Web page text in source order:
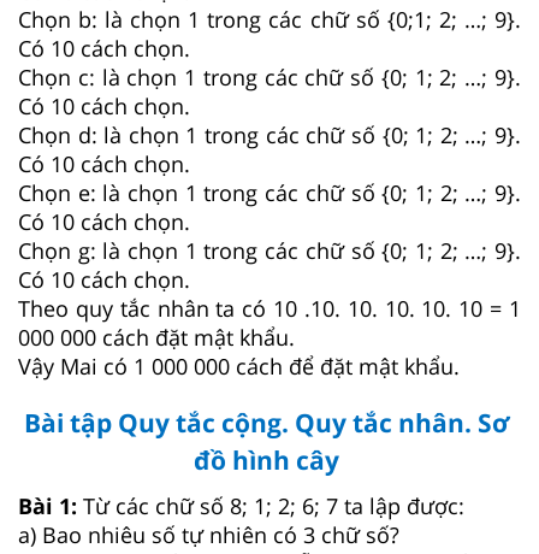
Chọn b: là chọn 1 trong các chữ số {0;1; 2; …; 9}.
Có 10 cách chọn.
Chọn c: là chọn 1 trong các chữ số {0; 1; 2; …; 9}.
Có 10 cách chọn.
Chọn d: là chọn 1 trong các chữ số {0; 1; 2; …; 9}.
Có 10 cách chọn.
Chọn e: là chọn 1 trong các chữ số {0; 1; 2; …; 9}.
Có 10 cách chọn.
Chọn g: là chọn 1 trong các chữ số {0; 1; 2; …; 9}.
Có 10 cách chọn.
Theo quy tắc nhân ta có 10 .10. 10. 10. 10. 10 = 1
000 000 cách đặt mật khẩu.
Vậy Mai có 1 000 000 cách để đặt mật khẩu.
Bài tập Quy tắc cộng. Quy tắc nhân. Sơ
đồ hình cây
Bài 1: Từ các chữ số 8; 1; 2; 6; 7 ta lập được:
a) Bao nhiêu số tự nhiên có 3 chữ số?